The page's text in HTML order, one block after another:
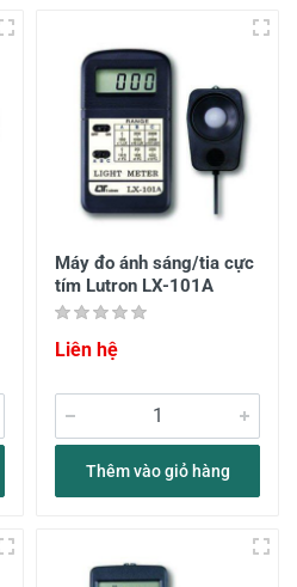
Máy đo ánh sáng/tia cực
tím Lutron LX-101A
Liên hệ
Thêm vào giỏ hàng